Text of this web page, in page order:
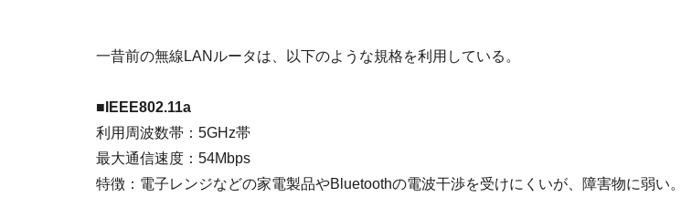
一昔前の無線LANルータは、以下のような規格を利用している。
■IEEE802.11a
利用周波数帯：5GHz帯
最大通信速度：54Mbps
特徴：電子レンジなどの家電製品やBluetoothの電波干渉を受けにくいが、障害物に弱い。